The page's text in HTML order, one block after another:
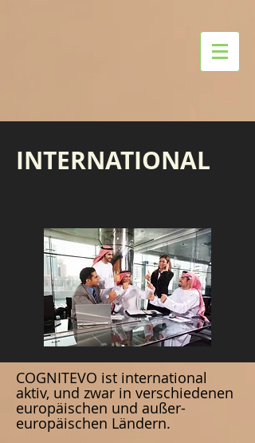
INTERNATIONAL
COGNITEVO ist international
aktiv, und zwar in verschiedenen
europäischen und außer-
europäischen Ländern.